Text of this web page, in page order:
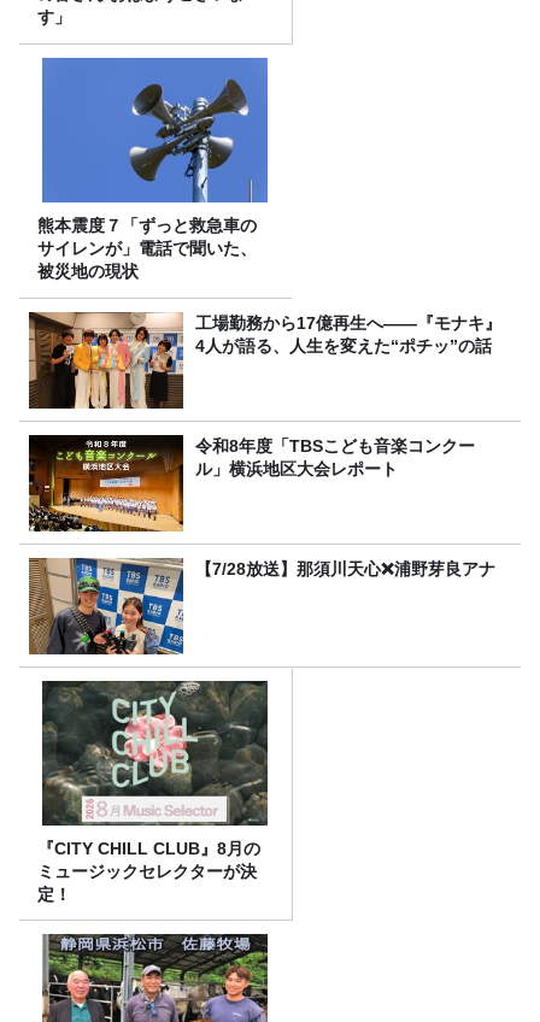
す」
熊本震度７「ずっと救急車の
サイレンが」電話で聞いた、
被災地の現状
工場勤務から17億再生へ——『モナキ』
4人が語る、人生を変えた“ポチッ”の話
令和8年度「TBSこども音楽コンクー
ル」横浜地区大会レポート
【7/28放送】那須川天心❌浦野芽良アナ
『CITY CHILL CLUB』8月の
ミュージックセレクターが決
定！